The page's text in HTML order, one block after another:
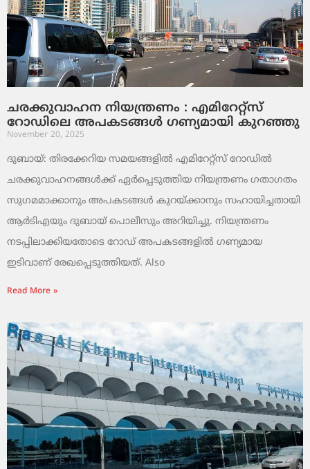
ചരക്കുവാഹന നിയന്ത്രണം : എമിറേറ്റ്സ്
റോഡിലെ അപകടങ്ങൾ ഗണ്യമായി കുറഞ്ഞു
November 20, 2025
ദുബായ്: തിരക്കേറിയ സമയങ്ങളിൽ എമിറേറ്റ്സ് റോഡിൽ
ചരക്കുവാഹനങ്ങൾക്ക് ഏർപ്പെടുത്തിയ നിയന്ത്രണം ഗതാഗതം
സുഗമമാക്കാനും അപകടങ്ങൾ കുറയ്ക്കാനും സഹായിച്ചതായി
ആർടിഎയും ദുബായ് പൊലീസും അറിയിച്ചു. നിയന്ത്രണം
നടപ്പിലാക്കിയതോടെ റോഡ് അപകടങ്ങളിൽ ഗണ്യമായ
ഇടിവാണ് രേഖപ്പെടുത്തിയത്. Also
Read More »